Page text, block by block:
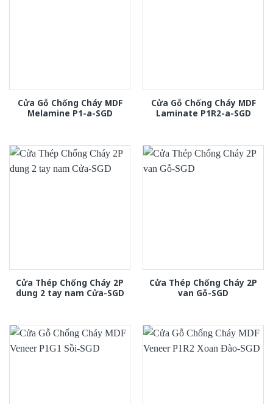
Cửa Gỗ Chống Cháy MDF
Melamine P1-a-SGD
Cửa Gỗ Chống Cháy MDF
Laminate P1R2-a-SGD
Cửa Thép Chống Cháy 2P
dung 2 tay nam Cửa-SGD
Cửa Thép Chống Cháy 2P
van Gỗ-SGD